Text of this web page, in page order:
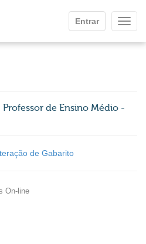
Entrar
Professor de Ensino Médio -
de Gabarito
On-line